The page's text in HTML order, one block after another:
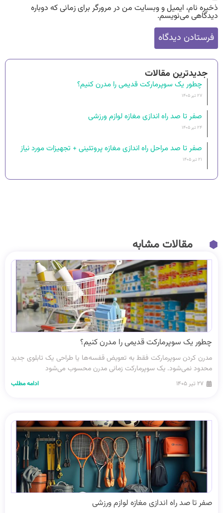
ذخیره نام، ایمیل و وبسایت من در مرورگر برای زمانی که دوباره
دیدگاهی می‌نویسم.
جدیدترین مقالات
چطور یک سوپرمارکت قدیمی را مدرن کنیم؟
۲۷ تیر ۱۴۰۵
صفر تا صد راه اندازی مغازه لوازم ورزشی
۲۴ تیر ۱۴۰۵
صفر تا صد مراحل راه‌ اندازی مغازه پروتئینی + تجهیزات مورد نیاز
۲۱ تیر ۱۴۰۵
مقالات مشابه
چطور یک سوپرمارکت قدیمی را مدرن کنیم؟
مدرن کردن سوپرمارکت فقط به تعویض قفسه‌ها یا طراحی یک تابلوی جدید
محدود نمی‌شود. یک سوپرمارکت زمانی مدرن محسوب می‌شود
۲۷ تیر ۱۴۰۵ ادامه مطلب
صفر تا صد راه اندازی مغازه لوازم ورزشی